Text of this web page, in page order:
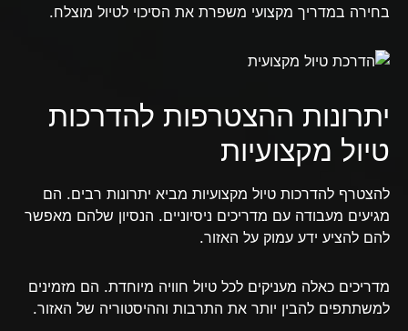
בחירה במדריך מקצועי משפרת את הסיכוי לטיול מוצלח.
יתרונות ההצטרפות להדרכות
טיול מקצועיות
להצטרף להדרכות טיול מקצועיות מביא יתרונות רבים. הם
מגיעים מעבודה עם מדריכים ניסיוניים. הנסיון שלהם מאפשר
להם להציע ידע עמוק על האזור.
מדריכים כאלה מעניקים לכל טיול חוויה מיוחדת. הם מזמינים
למשתתפים להבין יותר את התרבות וההיסטוריה של האזור.